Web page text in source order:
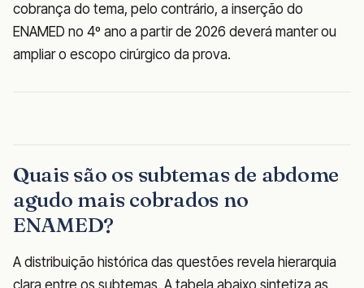
cobrança do tema, pelo contrário, a inserção do
ENAMED no 4º ano a partir de 2026 deverá manter ou
ampliar o escopo cirúrgico da prova.
Quais são os subtemas de abdome
agudo mais cobrados no
ENAMED?
A distribuição histórica das questões revela hierarquia
clara entre os subtemas. A tabela abaixo sintetiza as